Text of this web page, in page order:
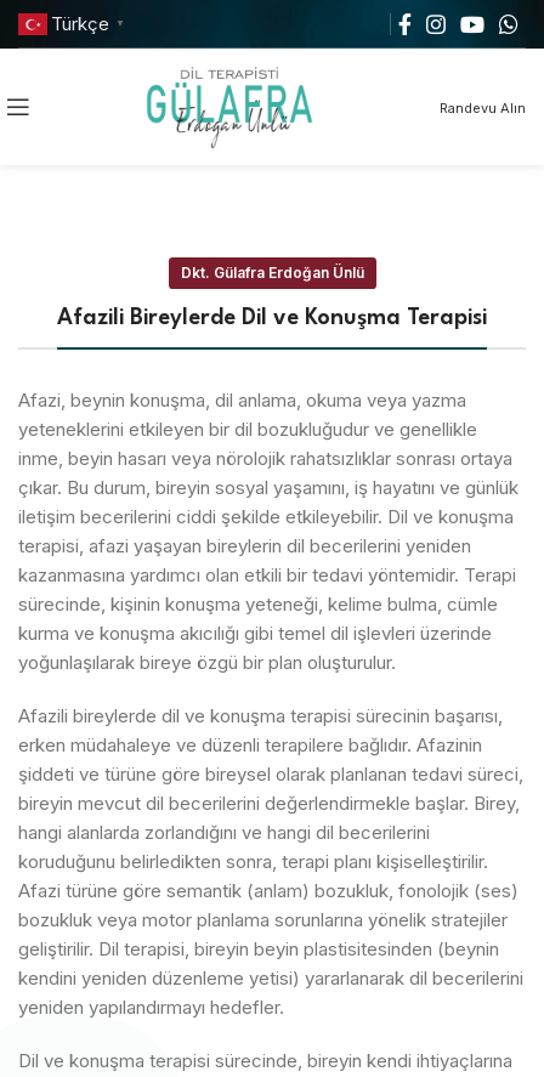
Türkçe ▼
Randevu Alın
Dkt. Gülafra Erdoğan Ünlü
Afazili Bireylerde Dil ve Konuşma Terapisi
Afazi, beynin konuşma, dil anlama, okuma veya yazma
yeteneklerini etkileyen bir dil bozukluğudur ve genellikle
inme, beyin hasarı veya nörolojik rahatsızlıklar sonrası ortaya
çıkar. Bu durum, bireyin sosyal yaşamını, iş hayatını ve günlük
iletişim becerilerini ciddi şekilde etkileyebilir. Dil ve konuşma
terapisi, afazi yaşayan bireylerin dil becerilerini yeniden
kazanmasına yardımcı olan etkili bir tedavi yöntemidir. Terapi
sürecinde, kişinin konuşma yeteneği, kelime bulma, cümle
kurma ve konuşma akıcılığı gibi temel dil işlevleri üzerinde
yoğunlaşılarak bireye özgü bir plan oluşturulur.
Afazili bireylerde dil ve konuşma terapisi sürecinin başarısı,
erken müdahaleye ve düzenli terapilere bağlıdır. Afazinin
şiddeti ve türüne göre bireysel olarak planlanan tedavi süreci,
bireyin mevcut dil becerilerini değerlendirmekle başlar. Birey,
hangi alanlarda zorlandığını ve hangi dil becerilerini
koruduğunu belirledikten sonra, terapi planı kişiselleştirilir.
Afazi türüne göre semantik (anlam) bozukluk, fonolojik (ses)
bozukluk veya motor planlama sorunlarına yönelik stratejiler
geliştirilir. Dil terapisi, bireyin beyin plastisitesinden (beynin
kendini yeniden düzenleme yetisi) yararlanarak dil becerilerini
yeniden yapılandırmayı hedefler.
Dil ve konuşma terapisi sürecinde, bireyin kendi ihtiyaçlarına